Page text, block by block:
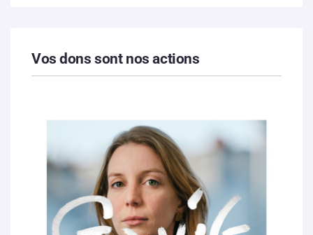
Vos dons sont nos actions